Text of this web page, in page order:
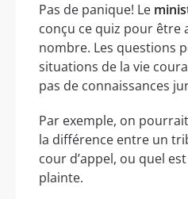
Pas de panique! Le
conçu ce quiz pour être
nombre. Les questions
situations de la vie
pas de connaissances
Par exemple, on
la différence entre un
cour d’appel, ou quel
plainte.